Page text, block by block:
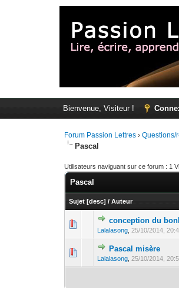
Bienvenue, Visiteur !
Forum Passion Lettres ›Questions/
Pascal
Utilisateurs naviguant sur ce forum : 1
Pascal
Sujet [desc] /Auteur
conception du
Lalalasong ,25/10/2014,
Pascal misère
Lalalasong 25/10/2014,